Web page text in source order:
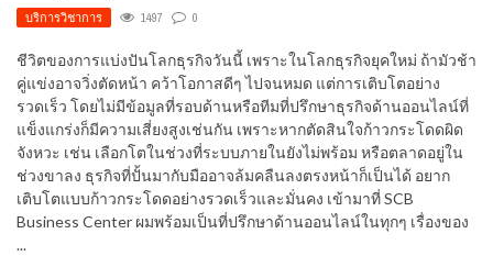
บริการวิชาการ 1497 0
ชีวิตของการแบ่งปันโลกธุรกิจวันนี้ เพราะในโลกธุรกิจยุคใหม่ ถ้ามัวช้า
คู่แข่งอาจวิ่งตัดหน้า คว้าโอกาสดีๆ ไปจนหมด แต่การเติบโตอย่าง
รวดเร็ว โดยไม่มีข้อมูลที่รอบด้านหรือทีมที่ปรึกษาธุรกิจด้านออนไลน์ที่
แข็งแกร่งก็มีความเสี่ยงสูงเช่นกัน เพราะหากตัดสินใจก้าวกระโดดผิด
จังหวะ เช่น เลือกโตในช่วงที่ระบบภายในยังไม่พร้อม หรือตลาดอยู่ใน
ช่วงขาลง ธุรกิจที่ปั้นมากับมืออาจล้มคลืนลงตรงหน้าก็เป็นได้ อยาก
เติบโตแบบก้าวกระโดดอย่างรวดเร็วและมั่นคง เข้ามาที่ SCB
Business Center ผมพร้อมเป็นที่ปรึกษาด้านออนไลน์ในทุกๆ เรื่องของ
...